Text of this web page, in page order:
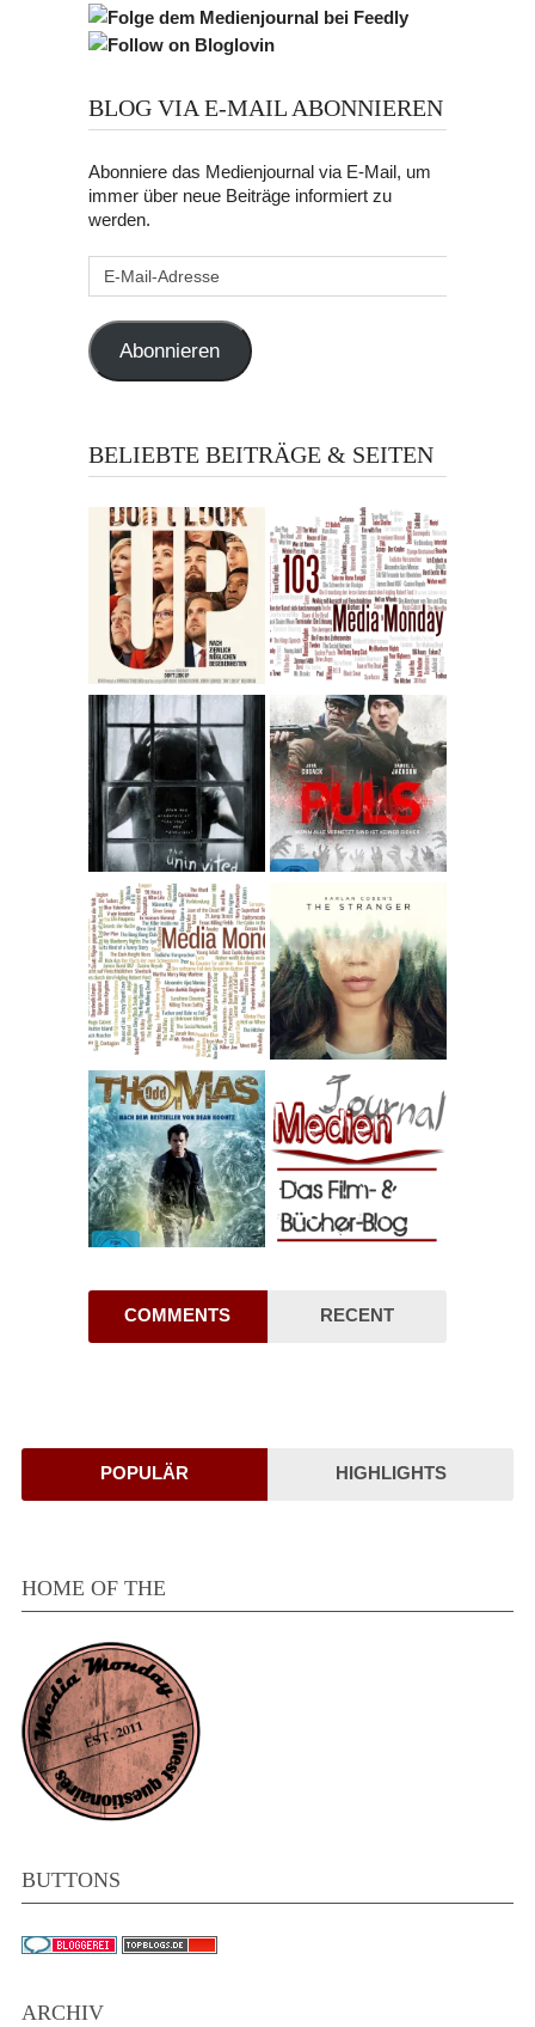
BLOG VIA E-MAIL ABONNIEREN
Abonniere das Medienjournal via E-Mail, um
immer über neue Beiträge informiert zu
werden.
Mail-
Abonnieren
BELIEBTE BEITRÄGE & SEITEN
COMMENTS RECENT
POPULÄR HIGHLIGHTS
HOME OF THE
BUTTONS
ARCHIV